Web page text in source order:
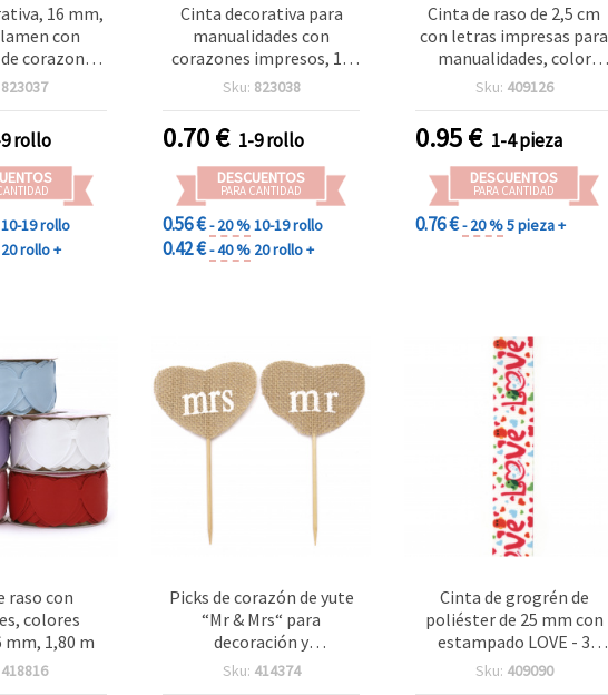
16 mm,
con
corazones,
para
823037
rollo
10-19 rollo
20 rollo +
Cinta decorativa para
manualidades con
corazones impresos, 16
mm, azul claro, 9 metros
Sku: 823038
0.70€ 1-9 rollo
DESCUENTOS
PARA CANTIDAD
0.56 €- 20 %10-19 rollo
0.42 €- 40 % 20 rollo +
Cinta de raso de 2,5 cm
con letras impresas para
manualidades, color
menta - 5 metros
Sku: 409126
0.95€ 1-4 pieza
DESCUENTOS
PARA CANTIDAD
0.76 €- 20 %5 pieza +
raso con
colores
1,80 m
418816
Picks de corazón de yute
“Mr & Mrs“ para
decoración y
manualidades de boda
Sku: 414374
Cinta de grogrén de
poliéster de 25 mm con
estampado LOVE - 3
metros
Sku: 409090